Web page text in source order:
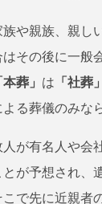
族や親族、親し
はその後に一般
本葬」 は 「社葬
よる葬儀のみな
人が有名人や会
とが予想され、
こで先に近親者